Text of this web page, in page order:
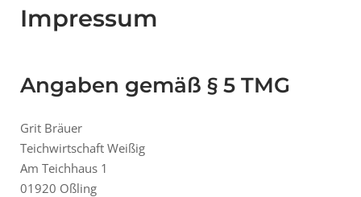
Impressum
Angaben gemäß § 5 TMG
Grit Bräuer
Teichwirtschaft Weißig
Am Teichhaus 1
01920 Oßling